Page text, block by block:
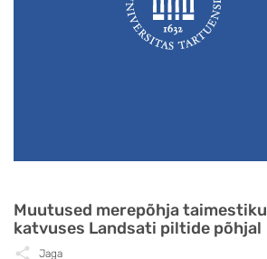
Muutused merepõhja taimestiku
katvuses Landsati piltide põhjal
Jaga